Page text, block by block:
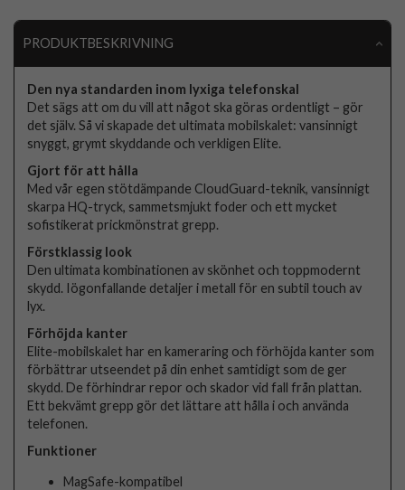
PRODUKTBESKRIVNING
Den nya standarden inom lyxiga telefonskal
Det sägs att om du vill att något ska göras ordentligt – gör
det själv. Så vi skapade det ultimata mobilskalet: vansinnigt
snyggt, grymt skyddande och verkligen Elite.
Gjort för att hålla
Med vår egen stötdämpande CloudGuard-teknik, vansinnigt
skarpa HQ-tryck, sammetsmjukt foder och ett mycket
sofistikerat prickmönstrat grepp.
Förstklassig look
Den ultimata kombinationen av skönhet och toppmodernt
skydd. Iögonfallande detaljer i metall för en subtil touch av
lyx.
Förhöjda kanter
Elite-mobilskalet har en kameraring och förhöjda kanter som
förbättrar utseendet på din enhet samtidigt som de ger
skydd. De förhindrar repor och skador vid fall från plattan.
Ett bekvämt grepp gör det lättare att hålla i och använda
telefonen.
Funktioner
MagSafe-kompatibel